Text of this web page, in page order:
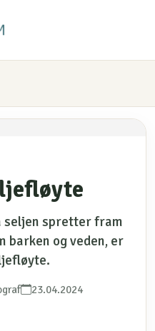
seljen spretter fram
barken og veden, er
23.04.2024